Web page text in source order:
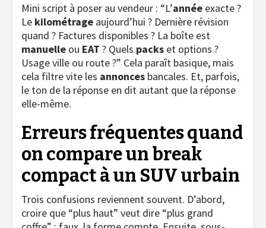
Mini script à poser au vendeur : “L’année exacte ?
Le kilométrage aujourd’hui ? Dernière révision
quand ? Factures disponibles ? La boîte est
manuelle ou EAT ? Quels packs et options ?
Usage ville ou route ?” Cela paraît basique, mais
cela filtre vite les annonces bancales. Et, parfois,
le ton de la réponse en dit autant que la réponse
elle-même.
Erreurs fréquentes quand
on compare un break
compact à un SUV urbain
Trois confusions reviennent souvent. D’abord,
croire que “plus haut” veut dire “plus grand